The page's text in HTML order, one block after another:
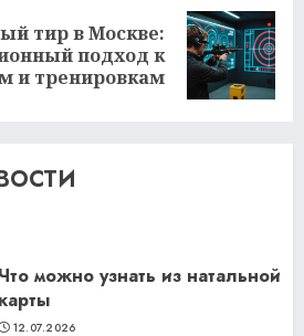
тир в Москве:
подход к
и тренировкам
Что можно узнать из натальной
карты
12.07.2026